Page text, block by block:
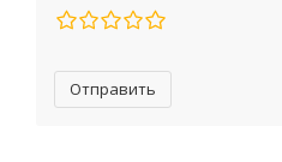
Отправить